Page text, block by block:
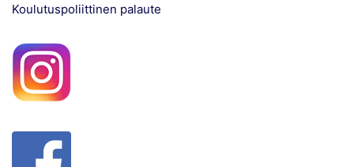
Koulutuspoliittinen palaute